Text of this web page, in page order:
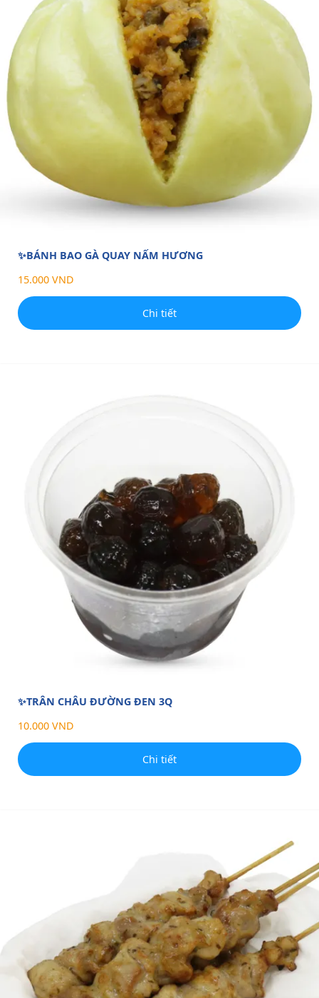
✨BÁNH BAO GÀ QUAY NẤM HƯƠNG
15.000 VND
Chi tiết
✨TRÂN CHÂU ĐƯỜNG ĐEN 3Q
10.000 VND
Chi tiết